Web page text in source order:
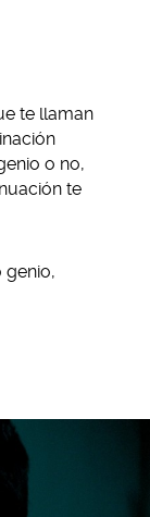
te llaman
o no,
te
genio,